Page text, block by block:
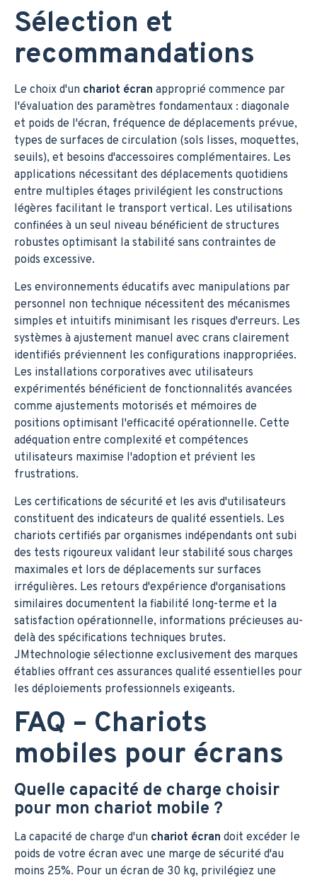
Sélection et
recommandations
Le choix d'un chariot écran approprié commence par
l'évaluation des paramètres fondamentaux : diagonale
et poids de l'écran, fréquence de déplacements prévue,
types de surfaces de circulation (sols lisses, moquettes,
seuils), et besoins d'accessoires complémentaires. Les
applications nécessitant des déplacements quotidiens
entre multiples étages privilégient les constructions
légères facilitant le transport vertical. Les utilisations
confinées à un seul niveau bénéficient de structures
robustes optimisant la stabilité sans contraintes de
poids excessive.
Les environnements éducatifs avec manipulations par
personnel non technique nécessitent des mécanismes
simples et intuitifs minimisant les risques d'erreurs. Les
systèmes à ajustement manuel avec crans clairement
identifiés préviennent les configurations inappropriées.
Les installations corporatives avec utilisateurs
expérimentés bénéficient de fonctionnalités avancées
comme ajustements motorisés et mémoires de
positions optimisant l'efficacité opérationnelle. Cette
adéquation entre complexité et compétences
utilisateurs maximise l'adoption et prévient les
frustrations.
Les certifications de sécurité et les avis d'utilisateurs
constituent des indicateurs de qualité essentiels. Les
chariots certifiés par organismes indépendants ont subi
des tests rigoureux validant leur stabilité sous charges
maximales et lors de déplacements sur surfaces
irrégulières. Les retours d'expérience d'organisations
similaires documentent la fiabilité long-terme et la
satisfaction opérationnelle, informations précieuses au-
delà des spécifications techniques brutes.
JMtechnologie sélectionne exclusivement des marques
établies offrant ces assurances qualité essentielles pour
les déploiements professionnels exigeants.
FAQ – Chariots
mobiles pour écrans
Quelle capacité de charge choisir
pour mon chariot mobile ?
La capacité de charge d'un chariot écran doit excéder le
poids de votre écran avec une marge de sécurité d'au
moins 25%. Pour un écran de 30 kg, privilégiez une